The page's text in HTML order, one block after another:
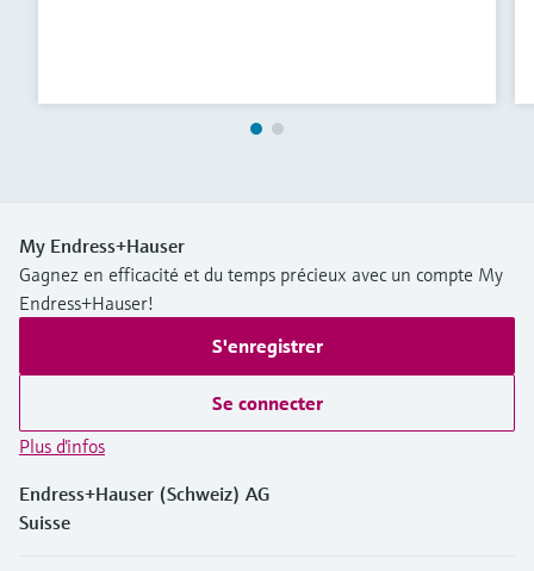
My Endress+Hauser
Gagnez en efficacité et du temps précieux avec un compte My
Endress+Hauser!
S'enregistrer
Se connecter
Plus d'infos
Endress+Hauser (Schweiz) AG
Suisse